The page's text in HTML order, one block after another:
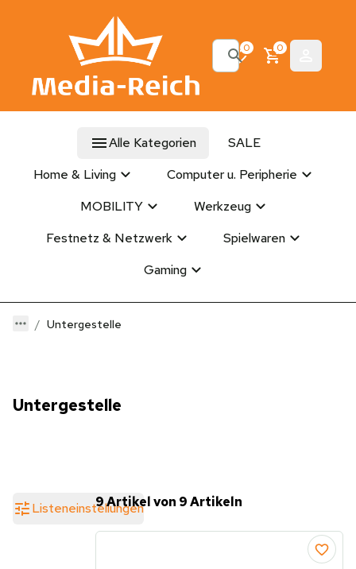
0 0
Alle Kategorien
SALE
Home & Living
Computer u. Peripherie
MOBILITY
Werkzeug
Festnetz & Netzwerk
Spielwaren
Gaming
Untergestelle
Untergestelle
Listeneinstellungen9 Artikel von 9 Artikeln